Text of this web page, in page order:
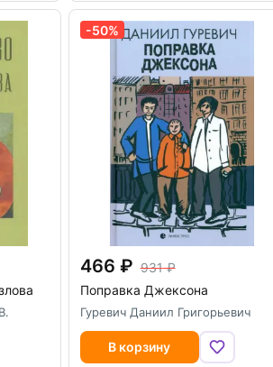
-50%
466
931
Поправка Джексона
Гуревич Даниил Григорьевич
В корзину